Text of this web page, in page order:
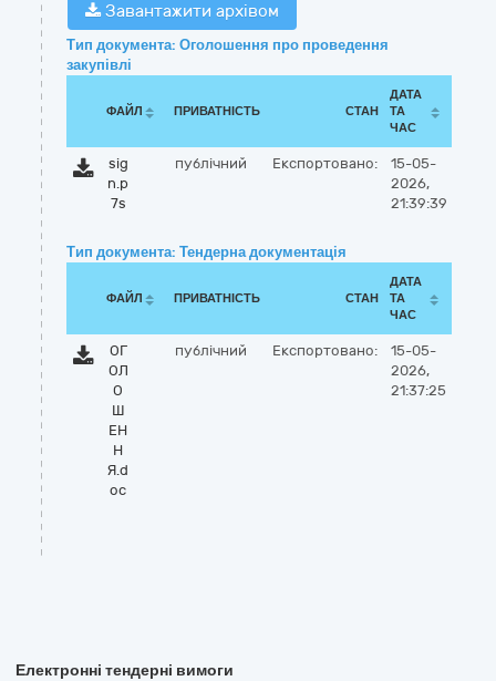
Завантажити архівом
Тип документа: Оголошення про проведення
закупівлі
ФАЙЛ ПРИВАТНІСТЬ СТАН
ДАТА
ТА
ЧАС
sig
n.p
7s
публічний Експортовано:
15-05-
2026,
21:39:39
Тип документа: Тендерна документація
ФАЙЛ ПРИВАТНІСТЬ СТАН
ДАТА
ТА
ЧАС
ОГ
ОЛ
О
Ш
ЕН
Н
Я.d
oc
публічний Експортовано:
15-05-
2026,
21:37:25
Електронні тендерні вимоги